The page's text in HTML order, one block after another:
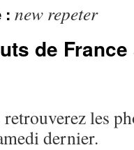
: new repeter
de
les
dernier.